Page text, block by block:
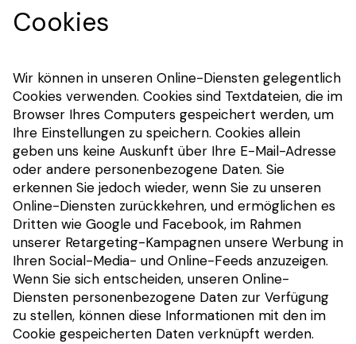
Cookies
Wir können in unseren Online-Diensten gelegentlich
Cookies verwenden. Cookies sind Textdateien, die im
Browser Ihres Computers gespeichert werden, um
Ihre Einstellungen zu speichern. Cookies allein
geben uns keine Auskunft über Ihre E-Mail-Adresse
oder andere personenbezogene Daten. Sie
erkennen Sie jedoch wieder, wenn Sie zu unseren
Online-Diensten zurückkehren, und ermöglichen es
Dritten wie Google und Facebook, im Rahmen
unserer Retargeting-Kampagnen unsere Werbung in
Ihren Social-Media- und Online-Feeds anzuzeigen.
Wenn Sie sich entscheiden, unseren Online-
Diensten personenbezogene Daten zur Verfügung
zu stellen, können diese Informationen mit den im
Cookie gespeicherten Daten verknüpft werden.